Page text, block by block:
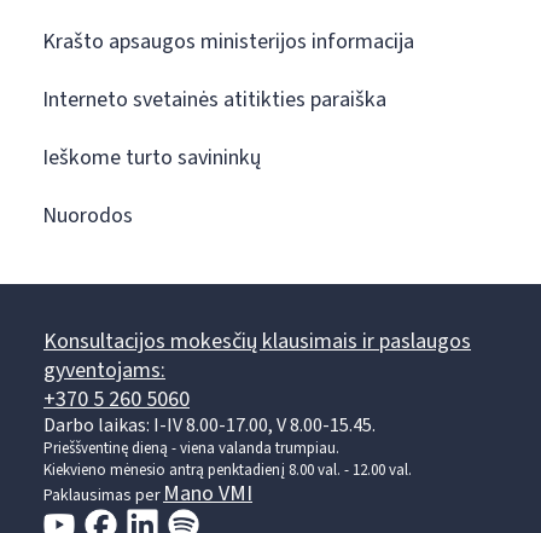
Krašto apsaugos ministerijos informacija
Interneto svetainės atitikties paraiška
Ieškome turto savininkų
Nuorodos
Konsultacijos mokesčių klausimais ir paslaugos
gyventojams:
+370 5 260 5060
Darbo laikas: I-IV 8.00-17.00, V 8.00-15.45.
Prieššventinę dieną - viena valanda trumpiau.
Kiekvieno mėnesio antrą penktadienį 8.00 val. - 12.00 val.
Paklausimas perMano VMI